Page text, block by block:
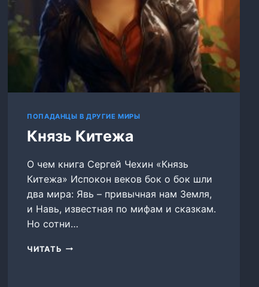
ПОПАДАНЦЫ В ДРУГИЕ МИРЫ
Князь Китежа
О чем книга Сергей Чехин «Князь
Китежа» Испокон веков бок о бок шли
два мира: Явь – привычная нам Земля,
и Навь, известная по мифам и сказкам.
Но сотни…
ЧИТАТЬ КНЯЗЬ